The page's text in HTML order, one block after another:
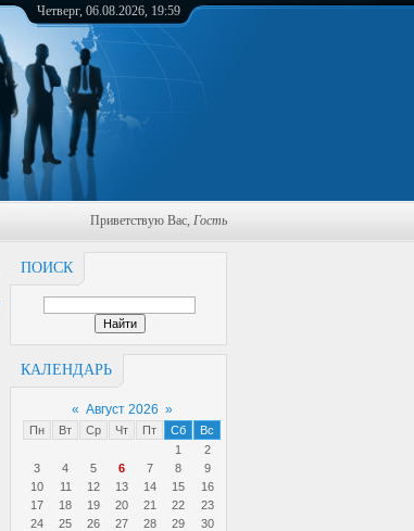
Четверг, 06.08.2026, 19:59
Приветствую Вас, Гость
ПОИСК
КАЛЕНДАРЬ
« Август 2026 »
Пн Вт Ср Чт Пт Сб
Вс
1
2
3
4 5 6 7 8
9
10
11 12 13 14 15
16
17
18 19 20 21 22
23
24
25 26 27 28 29
30